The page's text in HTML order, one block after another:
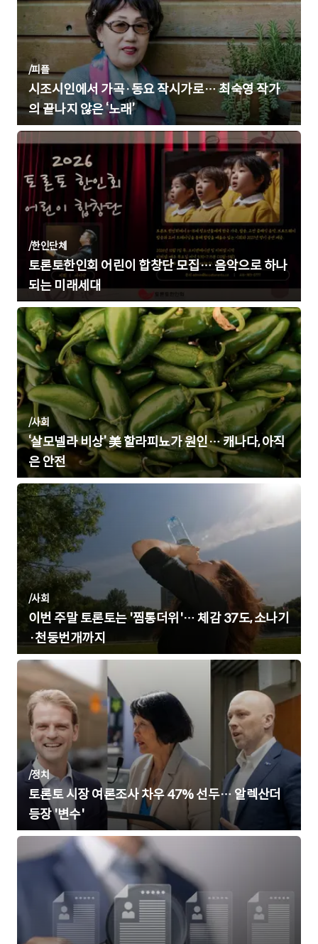
/피플
시조시인에서 가곡·동요 작시가로… 최숙영 작가
의 끝나지 않은 ‘노래’
/한인단체
토론토한인회 어린이 합창단 모집… 음악으로 하나
되는 미래세대
/사회
‘살모넬라 비상’ 美 할라피뇨가 원인… 캐나다, 아직
은 안전
/사회
이번 주말 토론토는 '찜통더위'… 체감 37도, 소나기
·천둥번개까지
/정치
토론토 시장 여론조사 차우 47% 선두… 알렉산더
등장 '변수'